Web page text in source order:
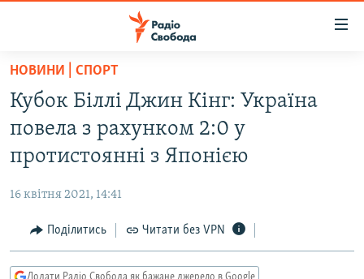
Перейти
основного
матеріалу
до
основної
Перейти
до
пошуку
РАДІО СВОБОДА – 70 РОКІВ
ВСЕ ЗА ДОБУ
СУСПІЛЬСТВО
РОСІЙСЬКА «ФІЛЬТРАЦІЯ»
ДОНБАС.РЕАЛІЇ
НОВИНИ | СПОРТ
Кубок Біллі Джин Кінг: Україна
повела з рахунком 2:0 у
протистоянні з Японією
16 квітня 2021, 14:41
Поділитись Читати без VPN
Додати Радіо Свобода як бажане джерело в Google